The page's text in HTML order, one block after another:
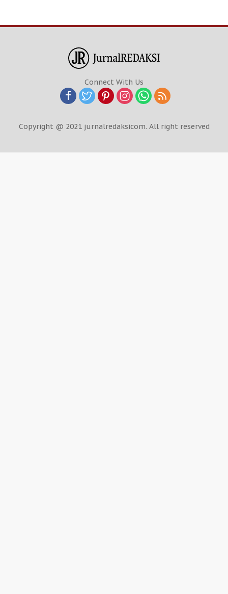
Connect With Us
Copyright @ 2021 jurnalredaksicom. All right reserved